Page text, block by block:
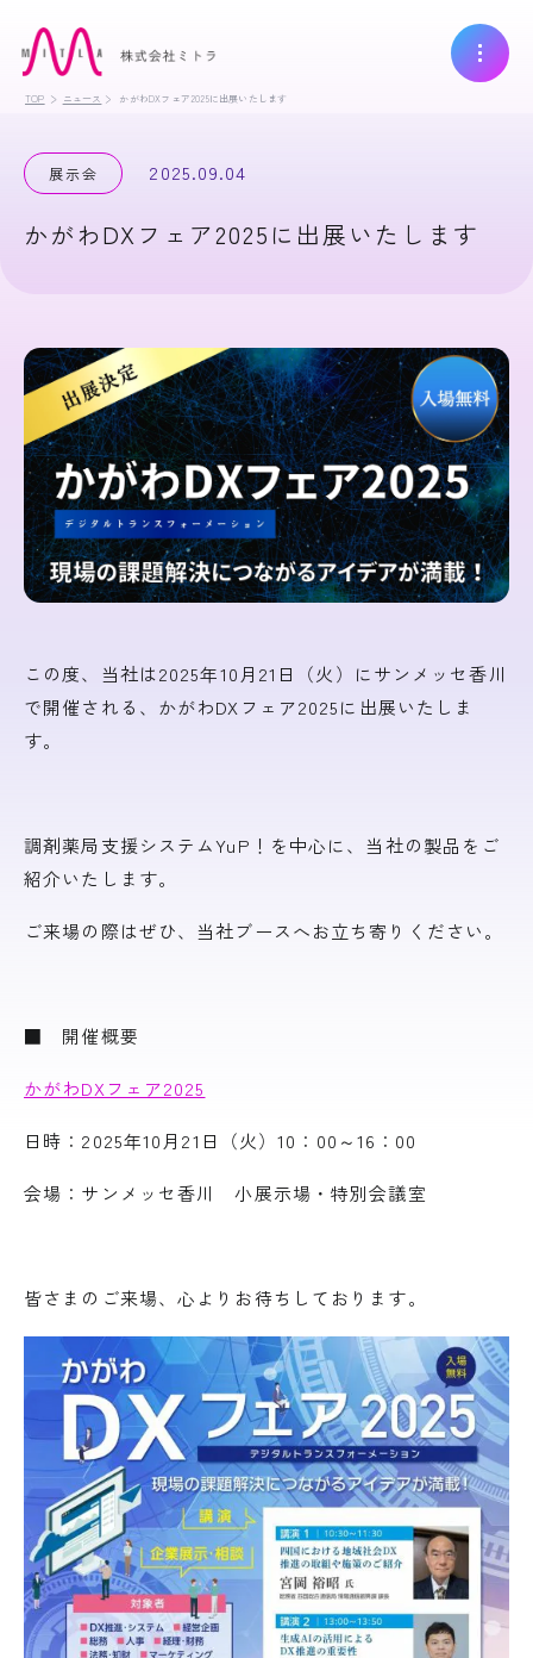
TOP ニュース かがわDXフェア2025に出展いたします
展示会 2025.09.04
かがわDXフェア2025に出展いたします
この度、当社は2025年10月21日（火）にサンメッセ香川
で開催される、かがわDXフェア2025に出展いたしま
す。
調剤薬局支援システムYuP！を中心に、当社の製品をご
紹介いたします。
ご来場の際はぜひ、当社ブースへお立ち寄りください。
■ 開催概要
かがわDXフェア2025
日時：2025年10月21日（火）10：00～16：00
会場：サンメッセ香川 小展示場・特別会議室
皆さまのご来場、心よりお待ちしております。